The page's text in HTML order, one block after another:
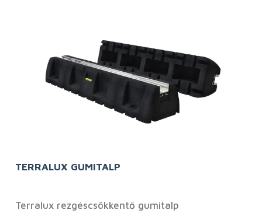
TERRALUX GUMITALP
Terralux rezgéscsökkentő gumitalp